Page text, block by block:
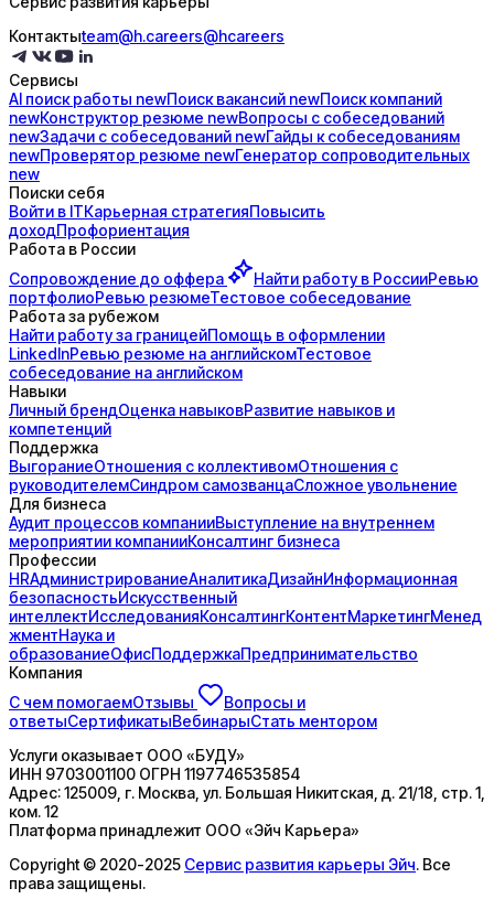
Контактыteam@h.careers@hcareers
Сервисы
AI поискработы newПоисквакансий newПоисккомпаний
newКонструктор резюме newВопросы с собеседований
newЗадачи с собеседований newГайды ксобеседованиям
newПроверятор резюме newГенератор сопроводительных
new
Поиски себя
Войти в ITКарьерная стратегияПовысить
доходПрофориентация
Работа в России
Сопровождение до оффера Найти работу в РоссииРевью
портфолиоРевью резюмеТестовое собеседование
Работа за рубежом
Найти работу за границейПомощь в оформлении
LinkedInРевью резюме на английскомТестовое
собеседование на английском
Навыки
Личный брендОценка навыковРазвитие навыков и
компетенций
Поддержка
ВыгораниеОтношения с коллективомОтношения с
руководителемСиндром самозванцаСложное увольнение
Для бизнеса
Аудит процессов компанииВыступление на внутреннем
мероприятии компанииКонсалтинг бизнеса
Профессии
HRАдминистрированиеАналитикаДизайнИнформационная
безопасностьИскусственный
интеллектИсследованияКонсалтингКонтентМаркетингМенед
жментНаука и
образованиеОфисПоддержкаПредпринимательство
Компания
С чем помогаемОтзывы
Вопросы и
ответыСертификатыВебинарыСтать ментором
Услуги оказывает ООО «БУДУ»
ИНН 9703001100 ОГРН 1197746535854
Адрес:125009, г. Москва, ул. Большая Никитская, д. 21/18, стр. 1,
ком. 12
Платформа принадлежит ООО «Эйч Карьера»
Copyright © 2020-2025 Сервис развития карьеры Эйч. Все
права защищены.